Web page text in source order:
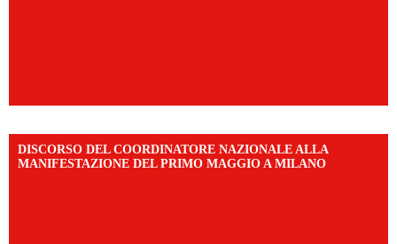
DISCORSO DEL COORDINATORE NAZIONALE ALLA
MANIFESTAZIONE DEL PRIMO MAGGIO A MILANO